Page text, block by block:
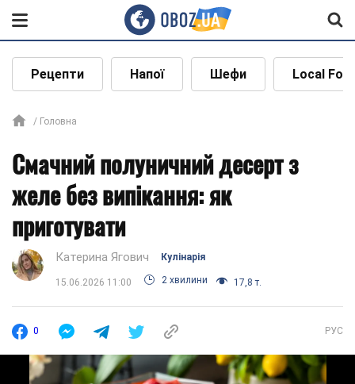
Рецепти Напої Шефи Local
Головна
Смачний полуничний десерт з
желе без випікання: як
приготувати
Катерина Ягович Кулінарія
15.06.2026 11:00 2 хвилини 17,8 т.
0 РУС